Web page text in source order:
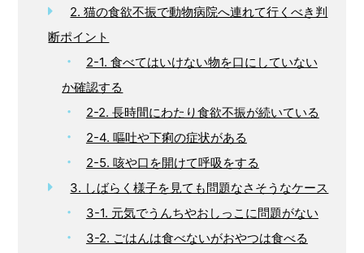
2. 猫の食欲不振で動物病院へ連れて行くべき判
断ポイント
2-1. 食べてはいけない物を口にしていない
か確認する
2-2. 長時間にわたり食欲不振が続いている
2-4. 嘔吐や下痢の症状がある
2-5. 咳や口を開けて呼吸をする
3. しばらく様子を見ても問題なさそうなケース
3-1. 元気でうんちやおしっこに問題がない
3-2. ごはんは食べないがおやつは食べる